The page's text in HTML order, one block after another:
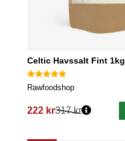
Celtic Havssalt Fint 1kg
Rawfoodshop
222 kr
Ordinarie pris:
317 kr